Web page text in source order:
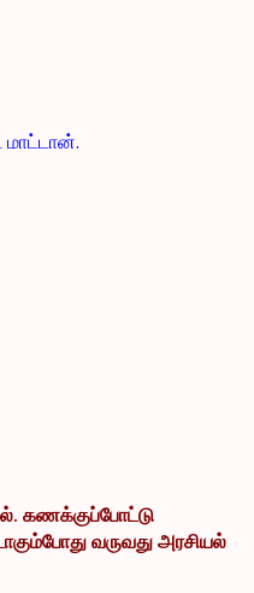
மாட்டான்.
கணக்குப்போட்டு
வருவது அரசியல்